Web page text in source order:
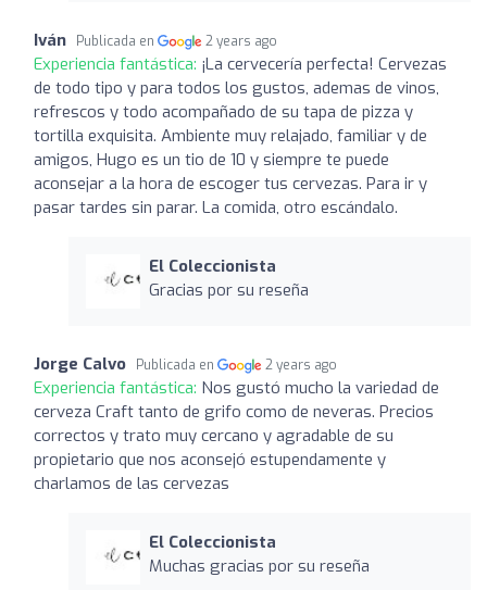
Iván Publicada en 2 years ago
Experiencia fantástica: ¡La cervecería perfecta! Cervezas
de todo tipo y para todos los gustos, ademas de vinos,
refrescos y todo acompañado de su tapa de pizza y
tortilla exquisita. Ambiente muy relajado, familiar y de
amigos, Hugo es un tio de 10 y siempre te puede
aconsejar a la hora de escoger tus cervezas. Para ir y
pasar tardes sin parar. La comida, otro escándalo.
El Coleccionista
Gracias por su reseña
Jorge Calvo Publicada en 2 years ago
Experiencia fantástica: Nos gustó mucho la variedad de
cerveza Craft tanto de grifo como de neveras. Precios
correctos y trato muy cercano y agradable de su
propietario que nos aconsejó estupendamente y
charlamos de las cervezas
El Coleccionista
Muchas gracias por su reseña